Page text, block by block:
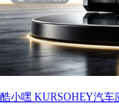
酷小嘿 KURSOHEY汽